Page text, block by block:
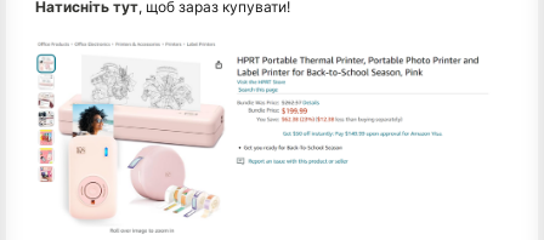
Натисніть тут, щоб зараз купувати!